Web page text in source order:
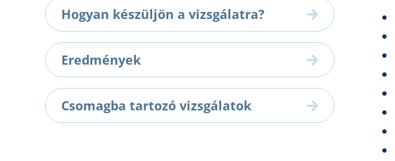
Hogyan készüljön a vizsgálatra?
Eredmények
Csomagba tartozó vizsgálatok